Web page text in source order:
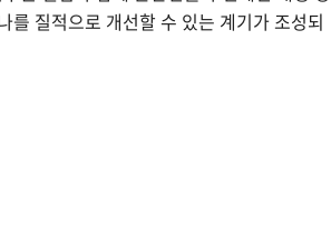
를 질적으로 개선할 수 있는 계기가 조성되